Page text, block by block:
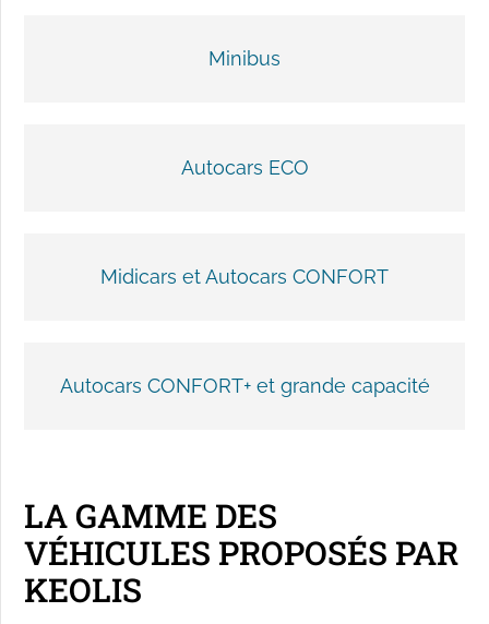
Minibus
Autocars ECO
Midicars et Autocars CONFORT
Autocars CONFORT+ et grande capacité
LA GAMME DES
VÉHICULES PROPOSÉS PAR
KEOLIS